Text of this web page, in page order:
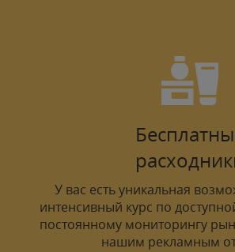
У вас есть уникальная
интенсивный курс по
постоянному мониторингу
нашим рекламным